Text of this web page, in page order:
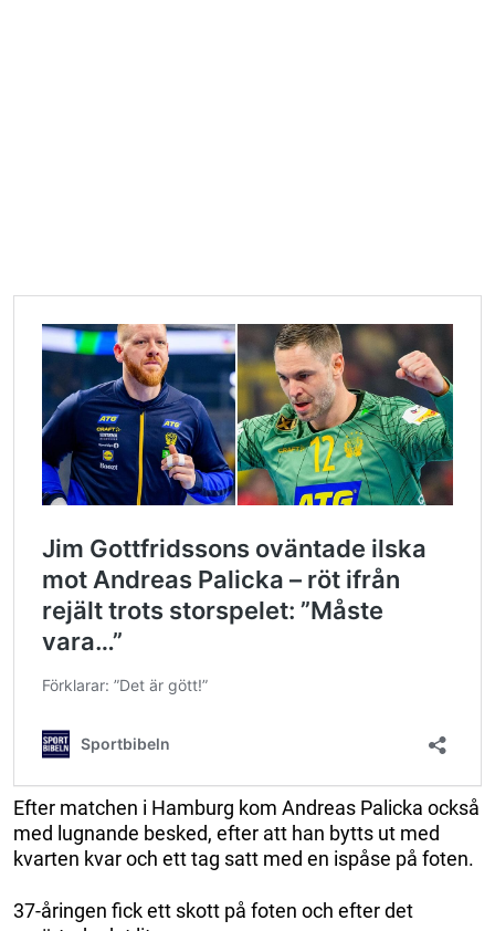
Efter matchen i Hamburg kom Andreas Palicka också
med lugnande besked, efter att han bytts ut med
kvarten kvar och ett tag satt med en ispåse på foten.
37-åringen fick ett skott på foten och efter det